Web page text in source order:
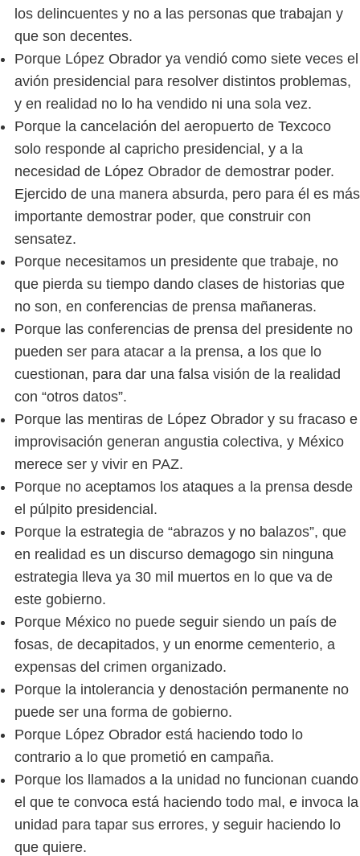
los delincuentes y no a las personas que trabajan y
que son decentes.
Porque López Obrador ya vendió como siete veces el
avión presidencial para resolver distintos problemas,
y en realidad no lo ha vendido ni una sola vez.
Porque la cancelación del aeropuerto de Texcoco
solo responde al capricho presidencial, y a la
necesidad de López Obrador de demostrar poder.
Ejercido de una manera absurda, pero para él es más
importante demostrar poder, que construir con
sensatez.
Porque necesitamos un presidente que trabaje, no
que pierda su tiempo dando clases de historias que
no son, en conferencias de prensa mañaneras.
Porque las conferencias de prensa del presidente no
pueden ser para atacar a la prensa, a los que lo
cuestionan, para dar una falsa visión de la realidad
con “otros datos”.
Porque las mentiras de López Obrador y su fracaso e
improvisación generan angustia colectiva, y México
merece ser y vivir en PAZ.
Porque no aceptamos los ataques a la prensa desde
el púlpito presidencial.
Porque la estrategia de “abrazos y no balazos”, que
en realidad es un discurso demagogo sin ninguna
estrategia lleva ya 30 mil muertos en lo que va de
este gobierno.
Porque México no puede seguir siendo un país de
fosas, de decapitados, y un enorme cementerio, a
expensas del crimen organizado.
Porque la intolerancia y denostación permanente no
puede ser una forma de gobierno.
Porque López Obrador está haciendo todo lo
contrario a lo que prometió en campaña.
Porque los llamados a la unidad no funcionan cuando
el que te convoca está haciendo todo mal, e invoca la
unidad para tapar sus errores, y seguir haciendo lo
que quiere.